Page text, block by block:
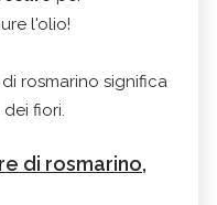
l'olio!
rosmarino significa
fiori.
di rosmarino,